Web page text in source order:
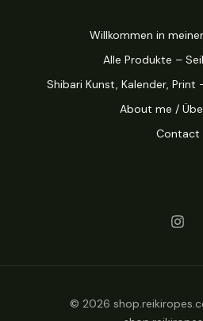
Willkommen in
Alle Produkte –
Shibari Kunst, Kalender,
About me /
Contact
© 2026